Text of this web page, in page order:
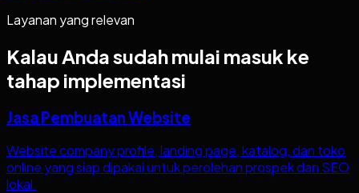
Layanan yang relevan
Kalau Anda sudah mulai masuk ke
tahap implementasi
Jasa Pembuatan Website
Website company profile, landing page, katalog, dan toko
online yang siap dipakai untuk perolehan prospek dan SEO
lokal.